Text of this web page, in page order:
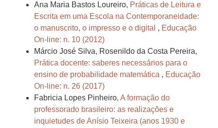
Ana Maria Bastos Loureiro, Práticas de Leitura e
Escrita em uma Escola na Contemporaneidade:
o manuscrito, o impresso e o digital , Educação
On-line: n. 10 (2012)
Márcio José Silva, Rosenildo da Costa Pereira,
Prática docente: saberes necessários para o
ensino de probabilidade matemática , Educação
On-line: n. 26 (2017)
Fabricia Lopes Pinheiro, A formação do
professorado brasileiro: as realizações e
inquietudes de Anísio Teixeira (anos 1930 e